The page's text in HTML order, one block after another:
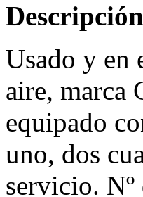
Usado y en
aire, marca
equipado
uno, dos
servicio.